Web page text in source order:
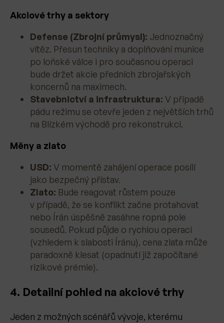
Akciové trhy a sektory
Defense (Zbrojní průmysl): Jednoznačný
vítěz. Přesun techniky a doplňování munice
po loňské válce i pro současnou operaci
bude držet akcie předních zbrojařských
koncernů na maximech.
Stavebnictví a infrastruktura: V případě
pádu režimu se otevře jeden z největších trhů
na Blízkém východě pro rekonstrukci.
Měny a zlato
USD: V momentě zahájení operace posílí
jako bezpečný přístav.
Zlato: Bude reagovat růstem pouze
v případě, že se konflikt začne protahovat
nebo Írán úspěšně zasáhne ropná pole
sousedů. Pokud půjde o rychlou operaci
(vzhledem k slabosti Íránu), cena zlata může
paradoxně klesat (opadnutí již započítané
rizikové prémie).
4. Detailní pohled na akciové trhy
Jeden z možných scénářů vývoje, kterému